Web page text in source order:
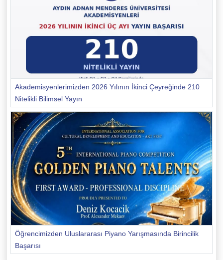
Akademisyenlerimizden 2026 Yılının İkinci Çeyreğinde 210
Nitelikli Bilimsel Yayın
Öğrencimizden Uluslararası Piyano Yarışmasında Birincilik
Başarısı